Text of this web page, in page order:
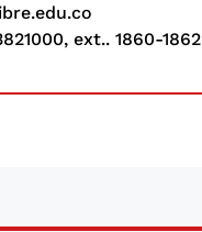
ext.. 1860-1862